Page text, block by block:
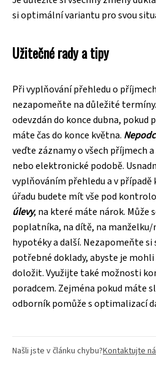
si optimální variantu pro svou
Užitečné rady a tipy
Při vyplňování přehledu o
nezapomeňte na důležité
odevzdán do konce dubna, pokud
máte čas do konce května.
veďte záznamy o všech příjmech
nebo elektronické podobě.
vyplňováním přehledu a v
úřadu budete mít vše pod
úlevy, na které máte nárok. Může
poplatníka, na dítě, na manželku/
hypotéky a další. Nezapomeňte si
potřebné doklady, abyste je
doložit. Využijte také možnosti
poradcem. Zejména pokud máte
odborník pomůže s optimalizací
Našli jste v článku chybu?Kontaktujte